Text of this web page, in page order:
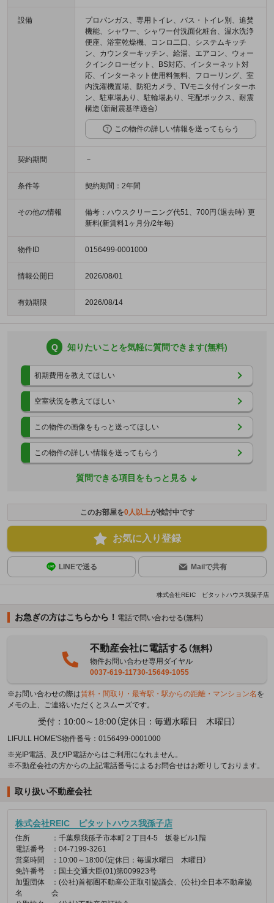
設備
プロパンガス、専用トイレ、バス・トイレ別、追焚
機能、シャワー、シャワー付洗面化粧台、温水洗浄
便座、浴室乾燥機、コンロ二口、システムキッチ
ン、カウンターキッチン、給湯、エアコン、ウォー
クインクローゼット、BS対応、インターネット対
応、インターネット使用料無料、フローリング、室
内洗濯機置場、防犯カメラ、TVモニタ付インターホ
ン、駐車場あり、駐輪場あり、宅配ボックス、耐震
構造（新耐震基準適合）
この物件の詳しい情報を送ってもらう
契約期間 －
条件等 契約期間：2年間
その他の情報
備考：ハウスクリーニング代51、700円（退去時） 更
新料(新賃料1ヶ月分/2年毎)
物件ID 0156499-0001000
情報公開日 2026/08/01
有効期限 2026/08/14
Q 知りたいことを気軽に質問できます(無料)
初期費用を教えてほしい
空室状況を教えてほしい
この物件の画像をもっと送ってほしい
この物件の詳しい情報を送ってもらう
質問できる項目をもっと見る
このお部屋を0人以上が検討中です
お気に入り登録
LINEで送る Mailで共有
株式会社REIC ピタットハウス我孫子店
お急ぎの方はこちらから！ 電話で問い合わせる(無料)
不動産会社に電話する（無料）
物件お問い合わせ専用ダイヤル
0037-619-11730-15649-1055
※お問い合わせの際は賃料・間取り・最寄駅・駅からの距離・マンション名 を
メモの上、ご連絡いただくとスムーズです。
受付：10:00～18:00（定休日：毎週水曜日 木曜日）
LIFULL HOME'S物件番号：0156499-0001000
※光IP電話、及びIP電話からはご利用になれません。
※不動産会社の方からの上記電話番号によるお問合せはお断りしております。
取り扱い不動産会社
株式会社REIC ピタットハウス我孫子店
住所
：千葉県我孫子市本町２丁目4-5 坂巻ビル1階
電話番号
：04-7199-3261
営業時間
：10:00～18:00（定休日：毎週水曜日 木曜日）
免許番号
：国土交通大臣(01)第009923号
加盟団体
名
：(公社)首都圏不動産公正取引協議会、(公社)全日本不動産協
会